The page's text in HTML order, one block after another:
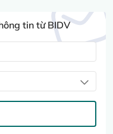
tin từ BIDV